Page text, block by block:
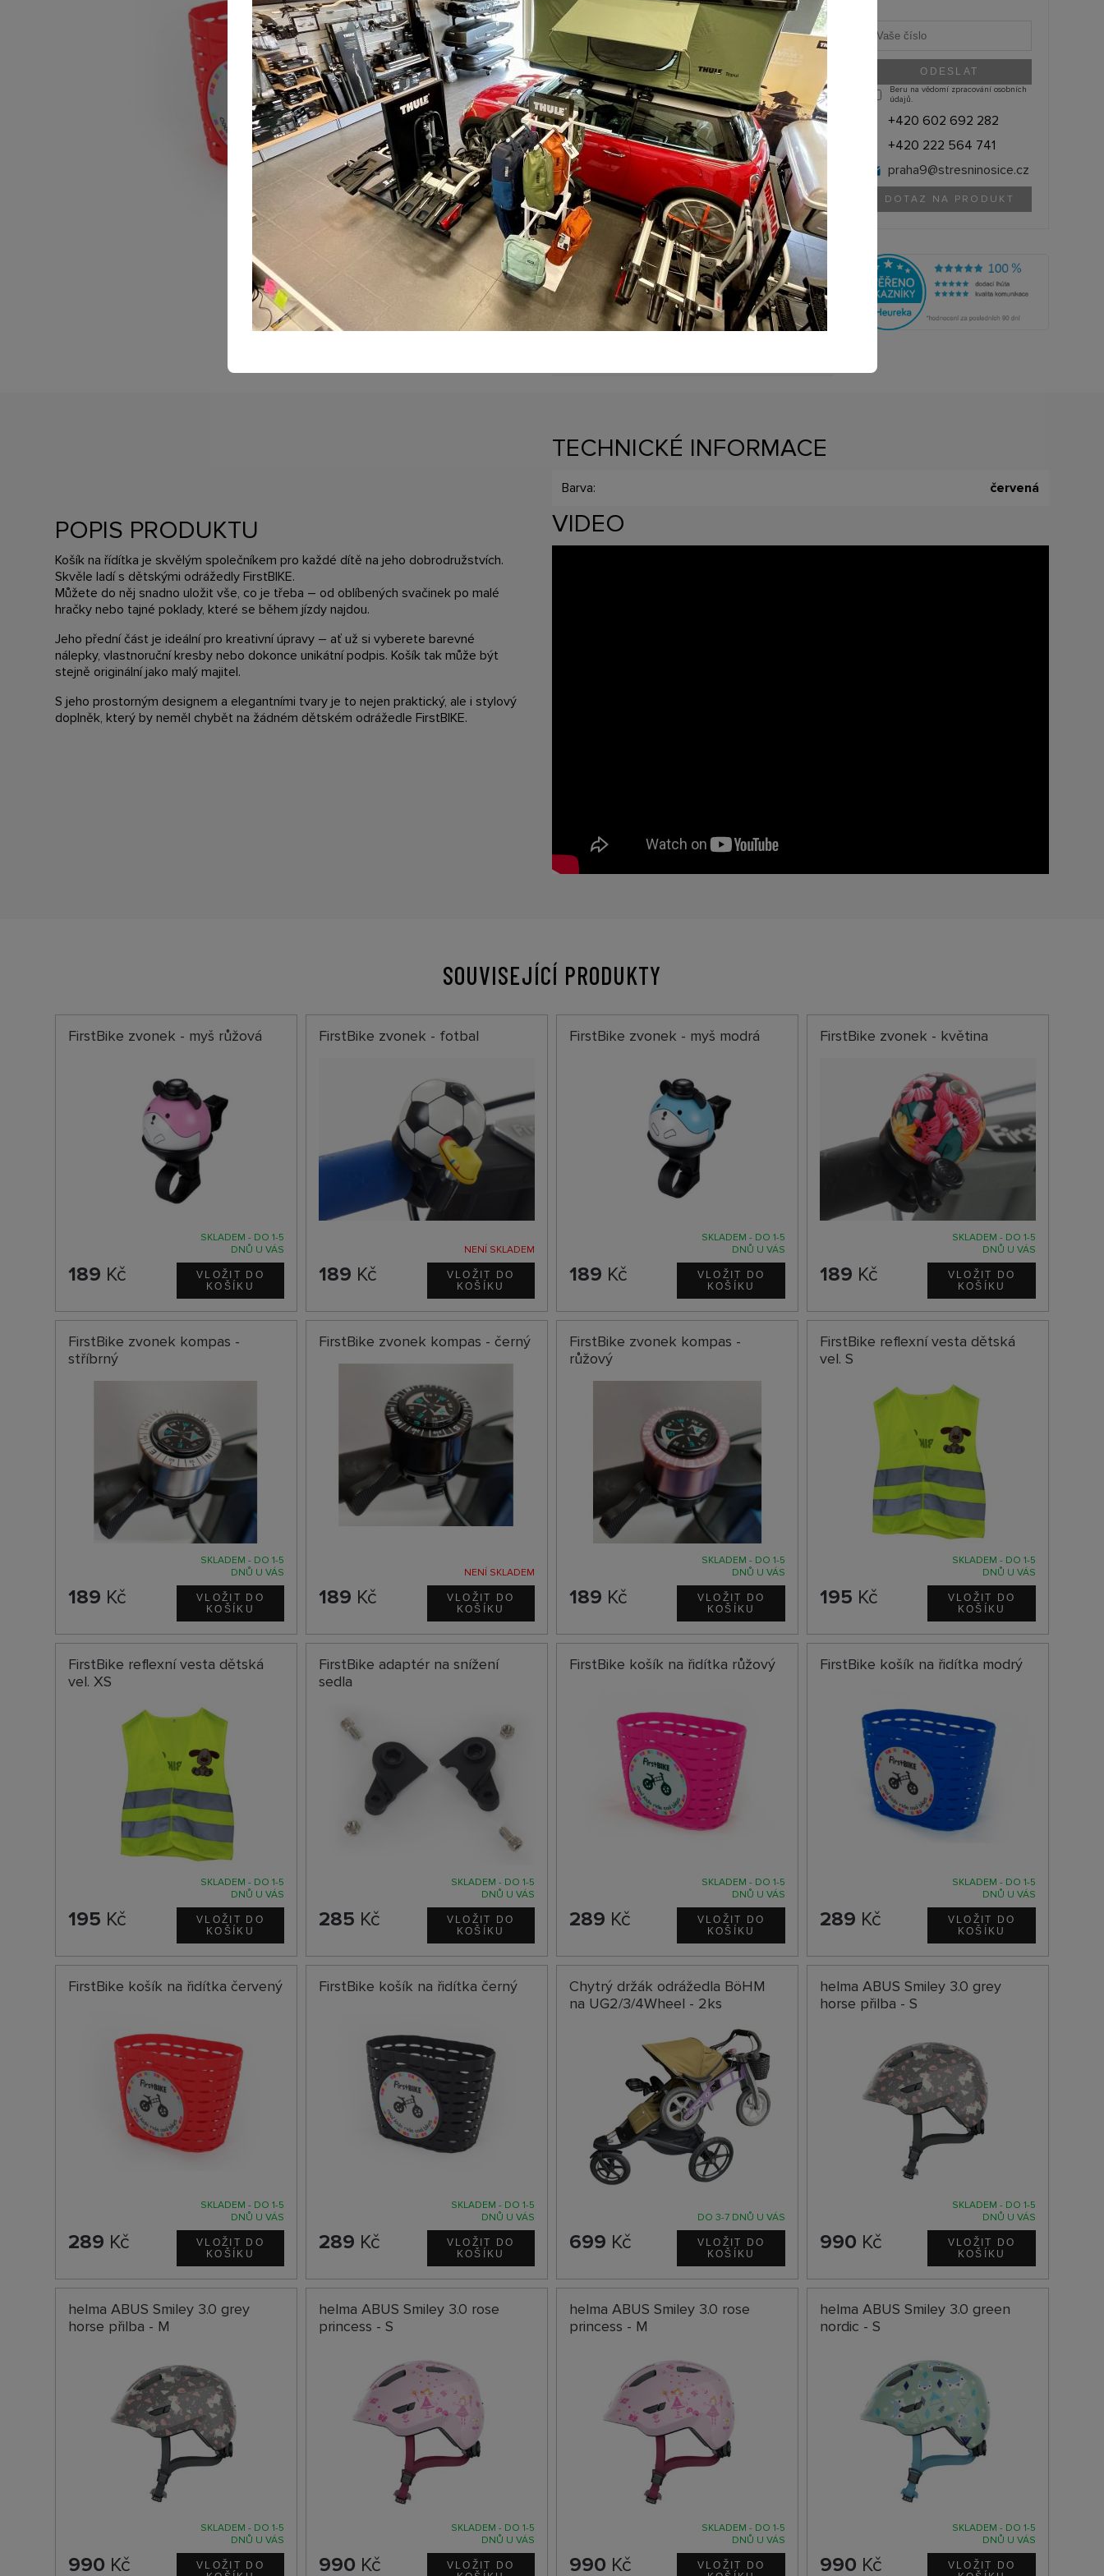
SKLADEM - DO 1-5 DNŮ U VÁS
– +
Beru na vědomí zpracování osobních
údajů.
+420 602 692 282
+420 222 564 741
praha9@stresninosice.cz
DOTAZ NA PRODUKT
Výrobce: FirstBike
Kód produktu: FB_BR
POPIS PRODUKTU
Košík na řídítka je skvělým společníkem pro každé dítě na jeho dobrodružstvích.
Skvěle ladí s dětskými odrážedly FirstBIKE.
Můžete do něj snadno uložit vše, co je třeba – od oblíbených svačinek po malé
hračky nebo tajné poklady, které se během jízdy najdou.
Jeho přední část je ideální pro kreativní úpravy – ať už si vyberete barevné
nálepky, vlastnoruční kresby nebo dokonce unikátní podpis. Košík tak může být
stejně originální jako malý majitel.
S jeho prostorným designem a elegantními tvary je to nejen praktický, ale i stylový
doplněk, který by neměl chybět na žádném dětském odrážedle FirstBIKE.
TECHNICKÉ INFORMACE
Barva: červená
VIDEO
SOUVISEJÍCÍ PRODUKTY
FirstBike zvonek - myš růžová
SKLADEM - DO 1-5
DNŮ U VÁS
189 Kč
FirstBike zvonek - fotbal
NENÍ SKLADEM
189 Kč
FirstBike zvonek - myš modrá
SKLADEM - DO 1-5
DNŮ U VÁS
189 Kč
FirstBike zvonek - květina
SKLADEM - DO 1-5
DNŮ U VÁS
189 Kč
FirstBike zvonek kompas -
stříbrný
SKLADEM - DO 1-5
DNŮ U VÁS
189 Kč
FirstBike zvonek kompas - černý
NENÍ SKLADEM
189 Kč
FirstBike zvonek kompas -
růžový
SKLADEM - DO 1-5
DNŮ U VÁS
189 Kč
FirstBike reflexní vesta dětská
vel. S
SKLADEM - DO 1-5
DNŮ U VÁS
195 Kč
FirstBike reflexní vesta dětská
vel. XS
SKLADEM - DO 1-5
DNŮ U VÁS
195 Kč
FirstBike adaptér na snížení
sedla
SKLADEM - DO 1-5
DNŮ U VÁS
285 Kč
FirstBike košík na řidítka růžový
SKLADEM - DO 1-5
DNŮ U VÁS
289 Kč
FirstBike košík na řidítka modrý
SKLADEM - DO 1-5
DNŮ U VÁS
289 Kč
FirstBike košík na řidítka červený
SKLADEM - DO 1-5
DNŮ U VÁS
289 Kč
FirstBike košík na řidítka černý
SKLADEM - DO 1-5
DNŮ U VÁS
289 Kč
Chytrý držák odrážedla BöHM
na UG2/3/4Wheel - 2ks
DO 3-7 DNŮ U VÁS
699 Kč
helma ABUS Smiley 3.0 grey
horse přilba - S
SKLADEM - DO 1-5
DNŮ U VÁS
990 Kč
helma ABUS Smiley 3.0 grey
horse přilba - M
SKLADEM - DO 1-5
DNŮ U VÁS
990 Kč
helma ABUS Smiley 3.0 rose
princess - S
SKLADEM - DO 1-5
DNŮ U VÁS
990 Kč
helma ABUS Smiley 3.0 rose
princess - M
SKLADEM - DO 1-5
DNŮ U VÁS
990 Kč
helma ABUS Smiley 3.0 green
nordic - S
SKLADEM - DO 1-5
DNŮ U VÁS
990 Kč